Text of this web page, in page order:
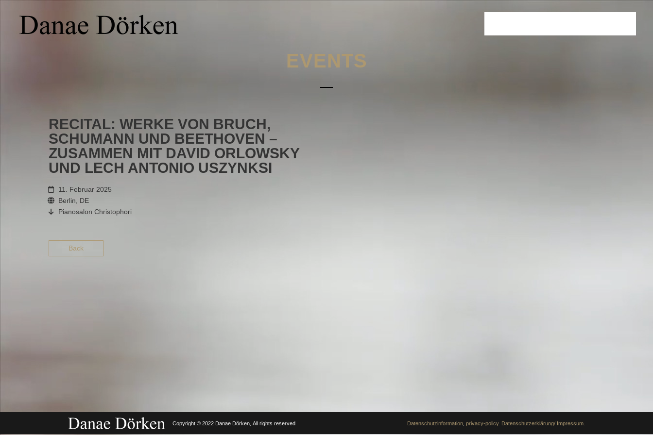
EVENTS
RECITAL: WERKE VON BRUCH,
SCHUMANN UND BEETHOVEN –
ZUSAMMEN MIT DAVID ORLOWSKY
UND LECH ANTONIO USZYNKSI
11. Februar 2025
Berlin, DE
Pianosalon Christophori
Back
Copyright © 2022 Danae Dörken, All rights reserved Datenschutzinformation privacy-policy. Datenschutzerklärung/ Impressum.